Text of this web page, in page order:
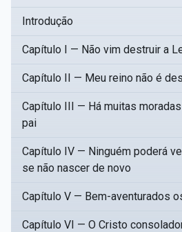
Introdução
Capítulo I — Não vim destruir a
Capítulo II — Meu reino não é
Capítulo III — Há muitas
pai
Capítulo IV — Ninguém poderá
se não nascer de novo
Capítulo V — Bem-aventurados
Capítulo VI — O Cristo